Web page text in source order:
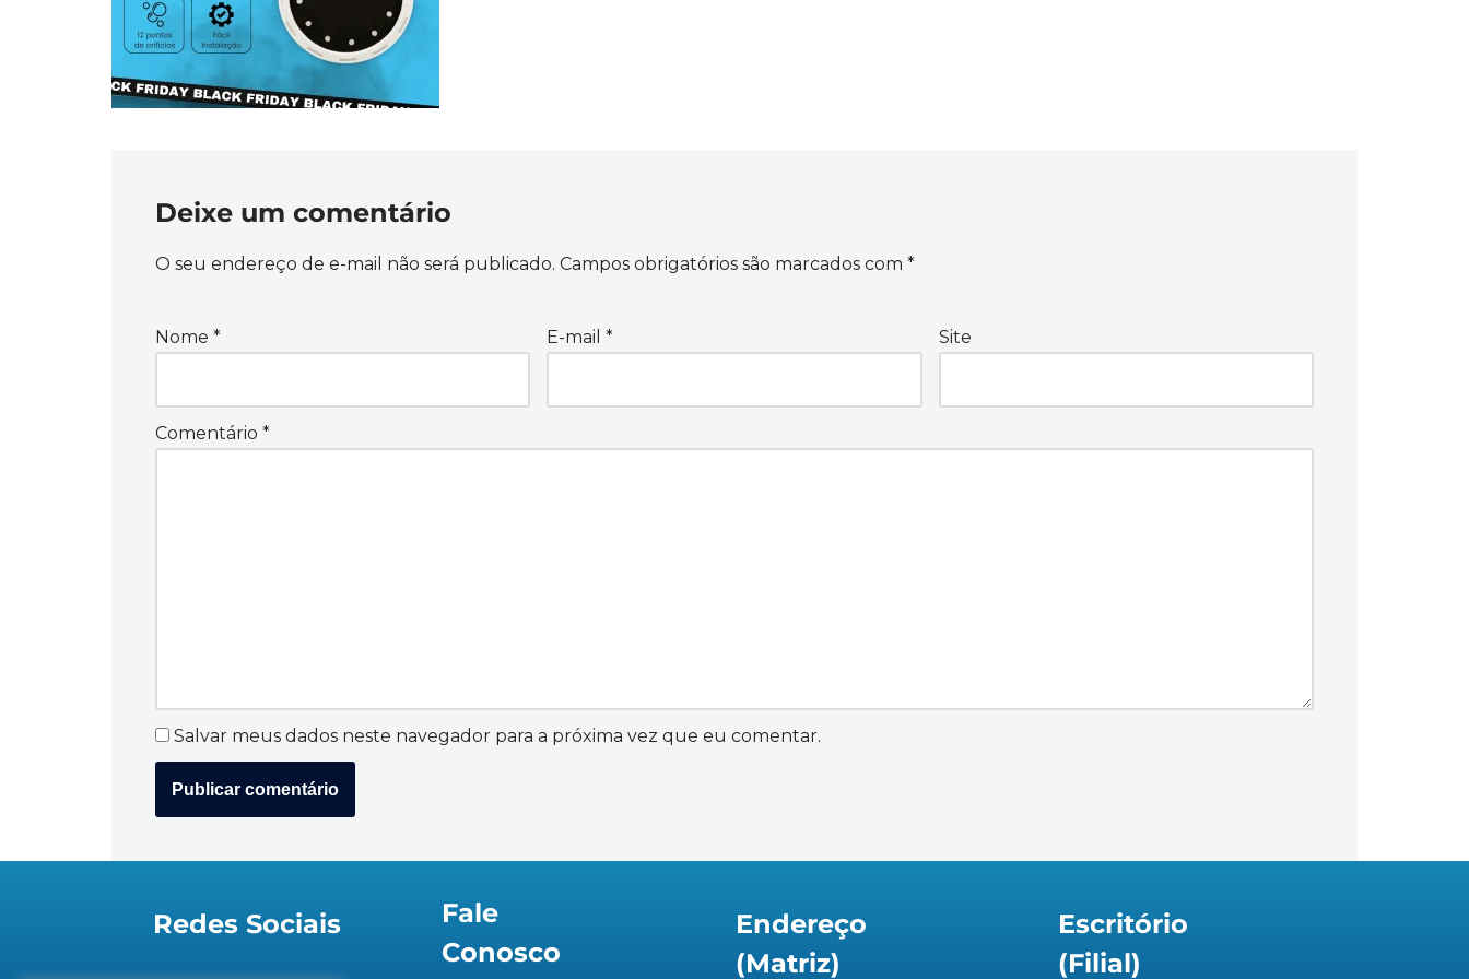
Deixe um comentário
O seu endereço de e-mail não será publicado. Campos obrigatórios são marcados com *
Nome * E-mail* Site
Comentário *
Salvar meus dados neste navegador para a próxima vez que eu comentar.
Redes Sociais
Fale
Conosco
Endereço
(Matriz)
Escritório
(Filial)